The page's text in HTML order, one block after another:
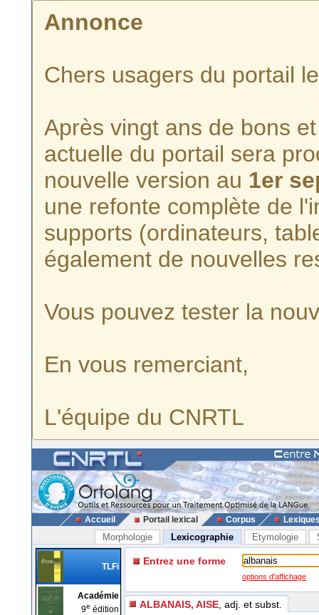
Annonce
Chers usagers du portail
Après vingt ans de bons
actuelle du portail sera
nouvelle version au 1er
une refonte complète de
supports (ordinateurs,
également de nouvelles
Vous pouvez tester la
En vous remerciant,
L'équipe du CNRTL
Accueil Portail lexical Corpus
Morphologie Lexicographie Etymologie
TLFi
Académie
9e édition
Entrez une forme
options d'affichage
ALBANAIS, AISE , adj. et subst.